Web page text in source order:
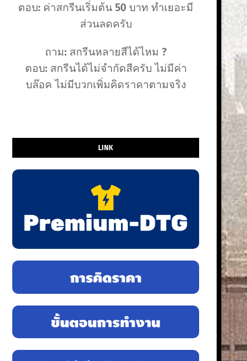
ตอบ: ค่าสกรีนเริ่มต้น 50 บาท ทำเยอะมี
ส่วนลดครับ
ถาม: สกรีนหลายสีได้ไหม ?
ตอบ: สกรีนได้ไม่จำกัดสีครับ ไม่มีค่า
บล๊อค ไม่มีบวกเพิ่มคิดราคาตามจริง
LINK